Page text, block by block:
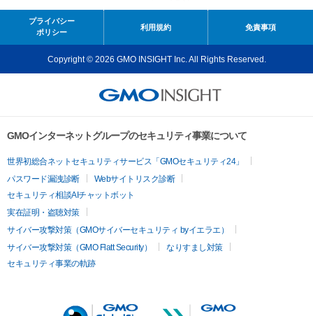
プライバシー
ポリシー
利用規約 免責事項
Copyright © 2026 GMO INSIGHT Inc. All Rights Reserved.
GMOインターネットグループのセキュリティ事業について
世界初総合ネットセキュリティサービス「GMOセキュリティ24」
パスワード漏洩診断
Webサイトリスク診断
セキュリティ相談AIチャットボット
実在証明・盗聴対策
サイバー攻撃対策（GMOサイバーセキュリティ byイエラエ）
サイバー攻撃対策（GMO Flatt Security）
なりすまし対策
セキュリティ事業の軌跡